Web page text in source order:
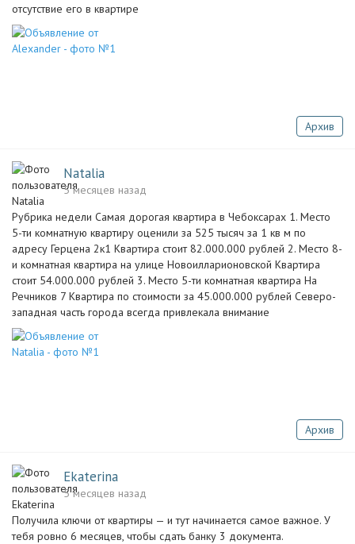
отсутствие его в квартире
Архив
Natalia
5 месяцев назад
Рубрика недели Самая дорогая квартира в Чебоксарах 1. Место
5-ти комнатную квартиру оценили за 525 тысяч за 1 кв м по
адресу Герцена 2к1 Квартира стоит 82.000.000 рублей 2. Место 8-
и комнатная квартира на улице Новоилларионовской Квартира
стоит 54.000.000 рублей 3. Место 5-ти комнатная квартира На
Речников 7 Квартира по стоимости за 45.000.000 рублей Северо-
западная часть города всегда привлекала внимание
Архив
Ekaterina
5 месяцев назад
Получила ключи от квартиры — и тут начинается самое важное. У
тебя ровно 6 месяцев, чтобы сдать банку 3 документа.